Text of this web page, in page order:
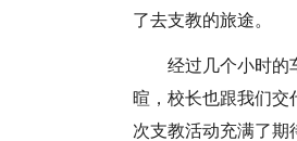
了去支教的旅途。
经过几个小时的
暄，校长也跟我们交
次支教活动充满了期